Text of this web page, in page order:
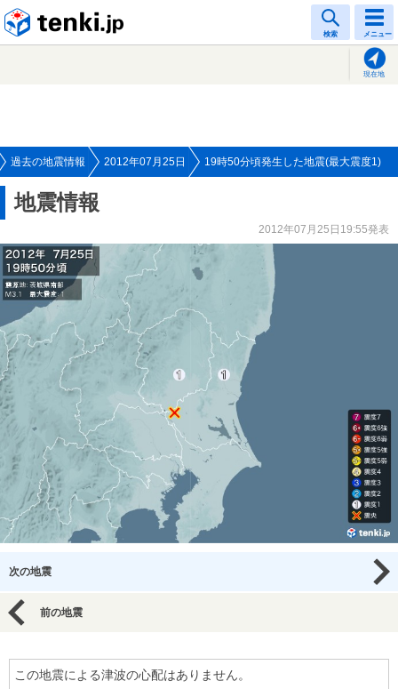
検索 メニュー
現在地
過去の地震情報 2012年07月25日 19時50分頃発生した地震(最大震度1)
地震情報
2012年07月25日19:55発表
次の地震
前の地震
この地震による津波の心配はありません。